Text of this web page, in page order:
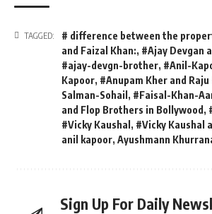
TAGGED: # difference between the
and Faizal Khan:, #Ajay Devgan
#ajay-devgn-brother, #Anil-
Kapoor, #Anupam Kher and Raju
Salman-Sohail , #Faisal-Khan-
and Flop Brothers in Bollywood ,
#Vicky Kaushal , #Vicky Kaushal
anil kapoor, Ayushmann
Sign Up For Daily